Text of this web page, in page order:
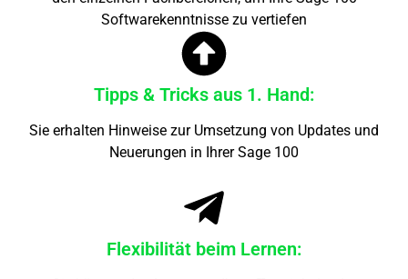
Softwarekenntnisse zu vertiefen
Tipps & Tricks aus 1. Hand:
Sie erhalten Hinweise zur Umsetzung von Updates und
Neuerungen in Ihrer Sage 100
Flexibilität beim Lernen: